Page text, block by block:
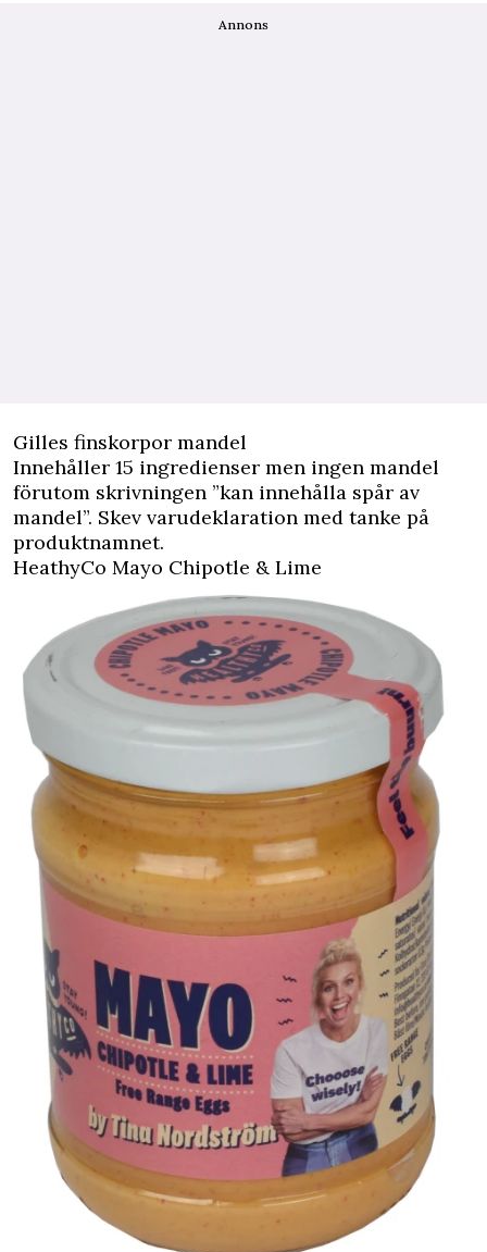
Annons
Gilles finskorpor mandel
Innehåller 15 ingredienser men ingen mandel
förutom skrivningen ”kan innehålla spår av
mandel”. Skev varudeklaration med tanke på
produktnamnet.
HeathyCo Mayo Chipotle & Lime